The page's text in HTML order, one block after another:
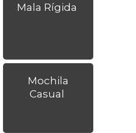
Mala Rígida
Mochila
Casual